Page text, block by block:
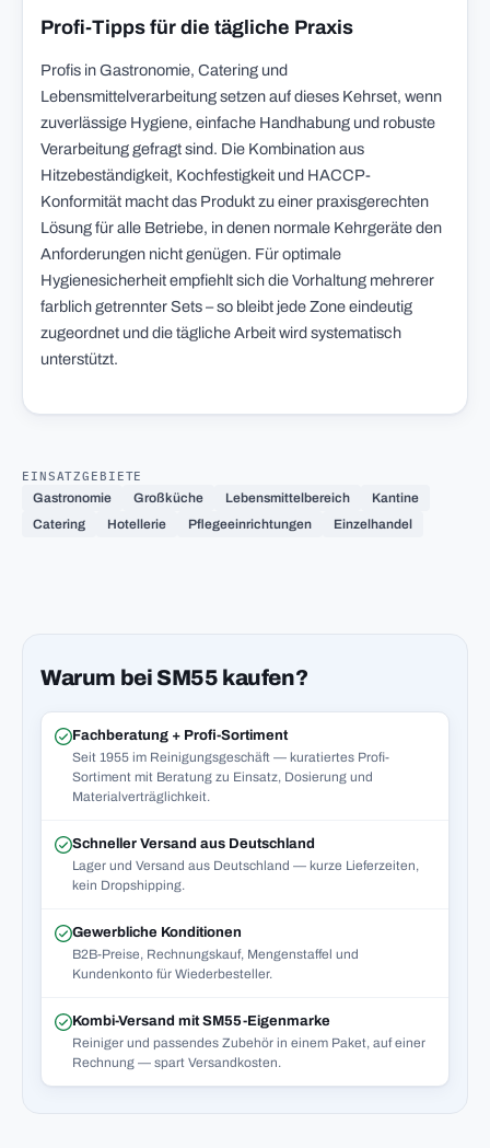
Profi-Tipps für die tägliche Praxis
Profis in Gastronomie, Catering und
Lebensmittelverarbeitung setzen auf dieses Kehrset, wenn
zuverlässige Hygiene, einfache Handhabung und robuste
Verarbeitung gefragt sind. Die Kombination aus
Hitzebeständigkeit, Kochfestigkeit und HACCP-
Konformität macht das Produkt zu einer praxisgerechten
Lösung für alle Betriebe, in denen normale Kehrgeräte den
Anforderungen nicht genügen. Für optimale
Hygienesicherheit empfiehlt sich die Vorhaltung mehrerer
farblich getrennter Sets – so bleibt jede Zone eindeutig
zugeordnet und die tägliche Arbeit wird systematisch
unterstützt.
EINSATZGEBIETE
Gastronomie
Großküche Lebensmittelbereich
Kantine
Catering
Hotellerie Pflegeeinrichtungen Einzelhandel
Warum bei SM55 kaufen?
Fachberatung + Profi-Sortiment
Seit 1955 im Reinigungsgeschäft — kuratiertes Profi-
Sortiment mit Beratung zu Einsatz, Dosierung und
Materialverträglichkeit.
Schneller Versand aus Deutschland
Lager und Versand aus Deutschland — kurze Lieferzeiten,
kein Dropshipping.
Gewerbliche Konditionen
B2B-Preise, Rechnungskauf, Mengenstaffel und
Kundenkonto für Wiederbesteller.
Kombi-Versand mit SM55-Eigenmarke
Reiniger und passendes Zubehör in einem Paket, auf einer
Rechnung — spart Versandkosten.